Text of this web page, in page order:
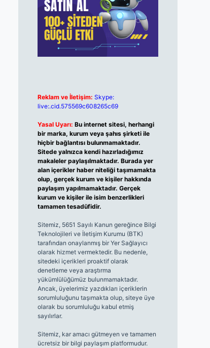
Reklam ve İletişim: Skype:
live:.cid.575569c608265c69
Yasal Uyarı: Bu internet sitesi, herhangi
bir marka, kurum veya şahıs şirketi ile
hiçbir bağlantısı bulunmamaktadır.
Sitede yalnızca kendi hazırladığımız
makaleler paylaşılmaktadır. Burada yer
alan içerikler haber niteliği taşımamakta
olup, gerçek kurum ve kişiler hakkında
paylaşım yapılmamaktadır. Gerçek
kurum ve kişiler ile isim benzerlikleri
tamamen tesadüfidir.
Sitemiz, 5651 Sayılı Kanun gereğince Bilgi
Teknolojileri ve İletişim Kurumu (BTK)
tarafından onaylanmış bir Yer Sağlayıcı
olarak hizmet vermektedir. Bu nedenle,
sitedeki içerikleri proaktif olarak
denetleme veya araştırma
yükümlülüğümüz bulunmamaktadır.
Ancak, üyelerimiz yazdıkları içeriklerin
sorumluluğunu taşımakta olup, siteye üye
olarak bu sorumluluğu kabul etmiş
sayılırlar.
Sitemiz, kar amacı gütmeyen ve tamamen
ücretsiz bir bilgi paylaşım platformudur.